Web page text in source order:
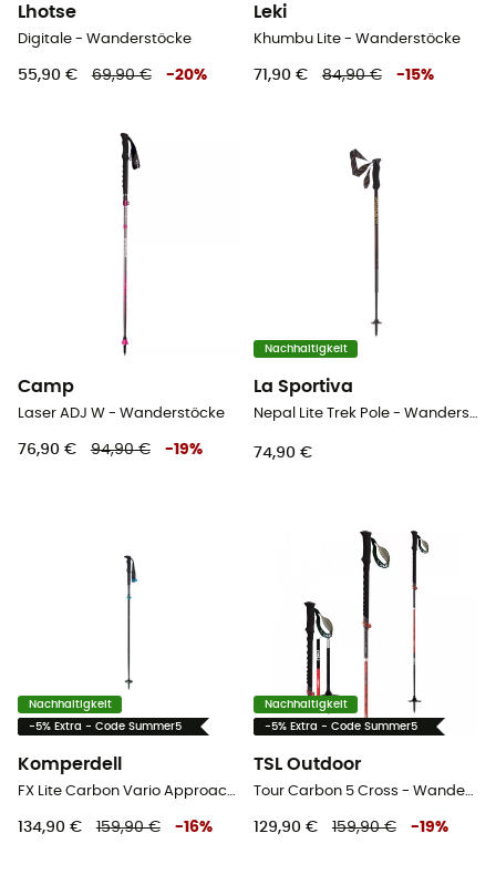
Lhotse
Digitale - Wanderstöcke
55,90 € 69,90 € -20%
Leki
Khumbu Lite - Wanderstöcke
71,90 € 84,90 € -15%
Camp
Laser ADJ W - Wanderstöcke
76,90 € 94,90 € -19%
Nachhaltigkeit
La Sportiva
Nepal Lite Trek Pole - Wanderstöcke
74,90 €
Nachhaltigkeit
-5% Extra - Code Summer5
Komperdell
FX Lite Carbon Vario Approach - Wanderstöcke
134,90 € 159,90 € -16%
Nachhaltigkeit
-5% Extra - Code Summer5
TSL Outdoor
Tour Carbon 5 Cross - Wanderstöcke
129,90 € 159,90 € -19%